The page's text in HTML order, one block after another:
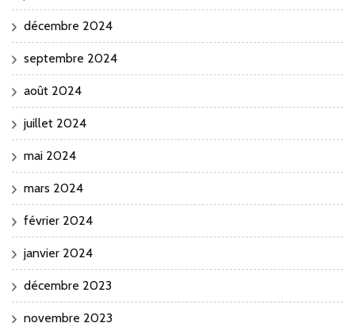
décembre 2024
septembre 2024
août 2024
juillet 2024
mai 2024
mars 2024
février 2024
janvier 2024
décembre 2023
novembre 2023